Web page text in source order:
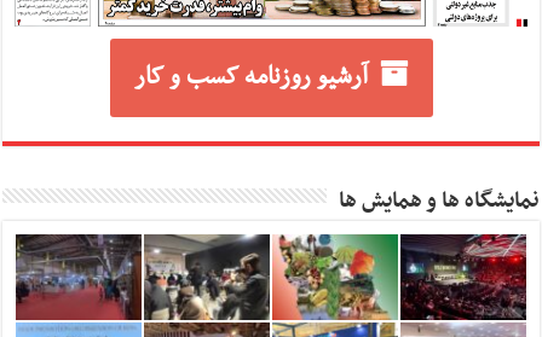
آرشیو روزنامه کسب و کار
نمایشگاه ها و همایش ها